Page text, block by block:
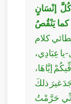
إنْسَانٍ
كما يَنْقُصُ
كلام
عِبَادِي،
إيَّاهَا،
غيرَ ذلكَ
حَرَّمْتُ